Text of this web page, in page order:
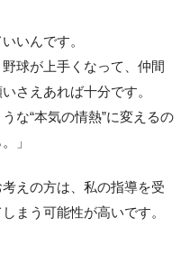
いんです。
球が上手くなって、仲間
さえあれば十分です。
な“本気の情熱”に変えるの
」
えの方は、私の指導を受
まう可能性が高いです。